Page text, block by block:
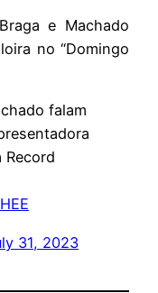
e Machado
no “Domingo
falam
Record
31, 2023